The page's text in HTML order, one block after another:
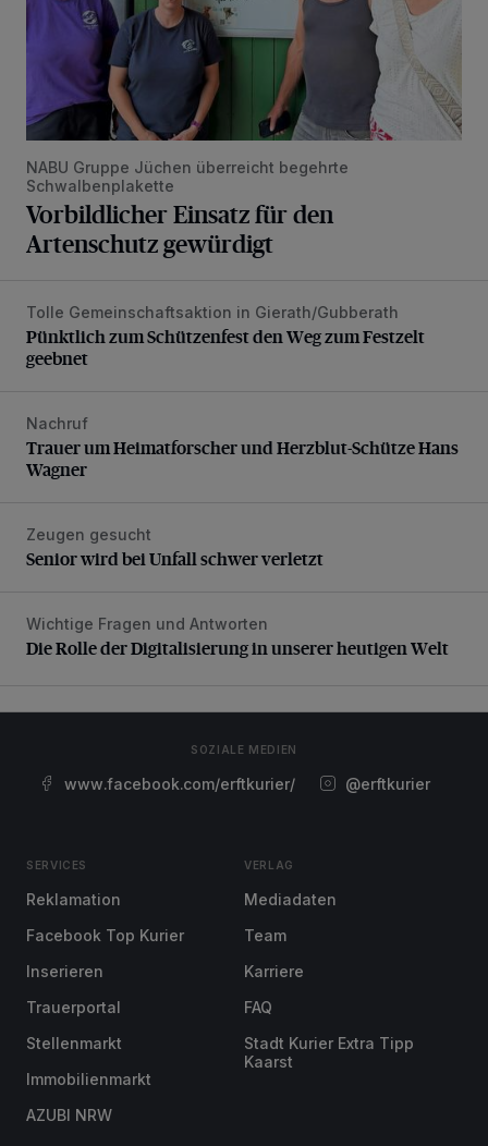
NABU Gruppe Jüchen überreicht begehrte
Schwalbenplakette
Vorbildlicher Einsatz für den
Artenschutz gewürdigt
Pünktlich zum Schützenfest den Weg zum Festzelt
Tolle Gemeinschaftsaktion in Gierath/Gubberath
Pünktlich zum Schützenfest den Weg zum Festzelt
geebnet
Trauer um Heimatforscher und Herzblut-Schütze Hans
Nachruf
Trauer um Heimatforscher und Herzblut-Schütze Hans
Wagner
Senior wird bei Unfall schwer verletzt
Zeugen gesucht
Senior wird bei Unfall schwer verletzt
Die Rolle der Digitalisierung in unserer heutigen Welt
Wichtige Fragen und Antworten
Die Rolle der Digitalisierung in unserer heutigen Welt
SOZIALE MEDIEN
www.facebook.com/erftkurier/ @erftkurier
SERVICES
Reklamation
Facebook Top Kurier
Inserieren
Trauerportal
Stellenmarkt
Immobilienmarkt
AZUBI NRW
VERLAG
Mediadaten
Team
Karriere
FAQ
Stadt Kurier Extra Tipp
Kaarst